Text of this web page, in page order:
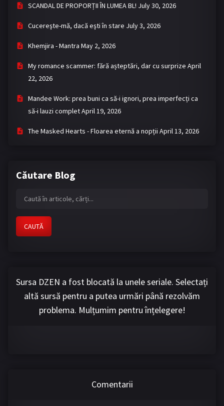
SCANDAL DE PROPORȚII ÎN LUMEA BL! July 30, 2026
Cucereşte-mă, dacă eşti în stare July 3, 2026
Khemjira - Mantra May 2, 2026
My romance scammer: fără așteptări, dar cu surprize April
22, 2026
Mandee Work: prea buni ca să-i ignori, prea imperfecți ca
să-i lauzi completApril 19, 2026
The Masked Hearts - Floarea eternă a nopții April 13, 2026
Căutare Blog
CAUTĂ
Sursa DZEN a fost blocată la unele seriale. Selectați
altă sursă pentru a putea urmări până rezolvăm
problema. Mulțumim pentru înțelegere!
Comentarii